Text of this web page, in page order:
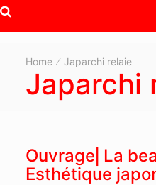
Home Japarchi relaie
Japarchi
Ouvrage⎜La
Esthétique